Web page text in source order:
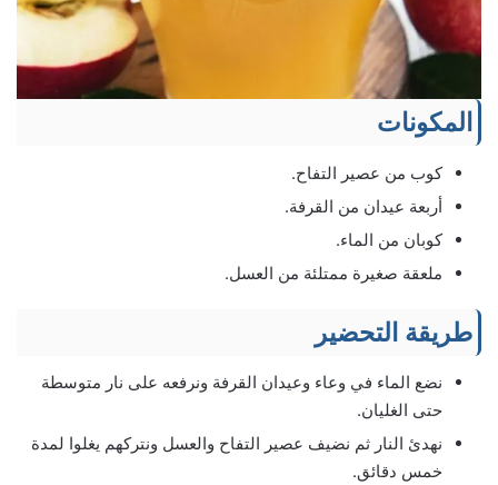
المكونات
كوب من عصير التفاح.
أربعة عيدان من القرفة.
كوبان من الماء.
ملعقة صغيرة ممتلئة من العسل.
طريقة التحضير
نضع الماء في وعاء وعيدان القرفة ونرفعه على نار متوسطة
حتى الغليان.
نهدئ النار ثم نضيف عصير التفاح والعسل ونتركهم يغلوا لمدة
خمس دقائق.